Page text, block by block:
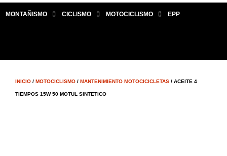
MONTAÑISMO CICLISMO MOTOCICLISMO EPP
INICIO / MOTOCICLISMO / MANTENIMIENTO MOTOCICICLETAS / ACEITE 4
TIEMPOS 15W 50 MOTUL SINTETICO